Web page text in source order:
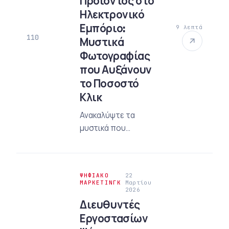
επαλήθευσης και
τοπικού SEO με τον
ενημερωμένο οδηγό
2026.
110
Ηλεκτρονικό
Εμπόριο:
Μυστικά
Φωτογραφίας
που Αυξάνουν
το Ποσοστό
Κλικ
Ανακαλύψτε τα
μυστικά που
προϊόντων στο
ηλεκτρονικό εμπόριο
το 2026. Κάντε κλικ
για τον
9 λεπτά
ΨΗΦΙΑΚΌ
ΜΆΡΚΕΤΙΝΓΚ
22
Μαρτίου
2026
Διευθυντές
Εργοστασίων